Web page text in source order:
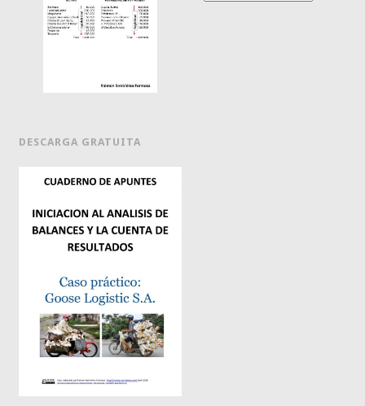
DESCARGA GRATUITA